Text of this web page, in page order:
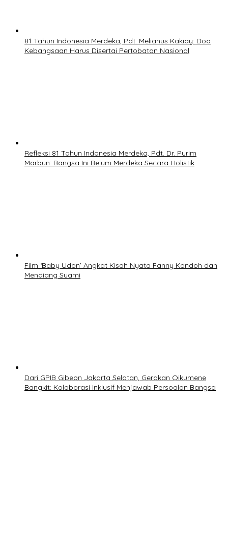
81 Tahun Indonesia Merdeka, Pdt. Melianus Kakiay: Doa
Kebangsaan Harus Disertai Pertobatan Nasional
Refleksi 81 Tahun Indonesia Merdeka, Pdt. Dr. Purim
Marbun: Bangsa Ini Belum Merdeka Secara Holistik
Film ‘Baby Udon’ Angkat Kisah Nyata Fanny Kondoh dan
Mendiang Suami
Dari GPIB Gibeon Jakarta Selatan, Gerakan Oikumene
Bangkit: Kolaborasi Inklusif Menjawab Persoalan Bangsa